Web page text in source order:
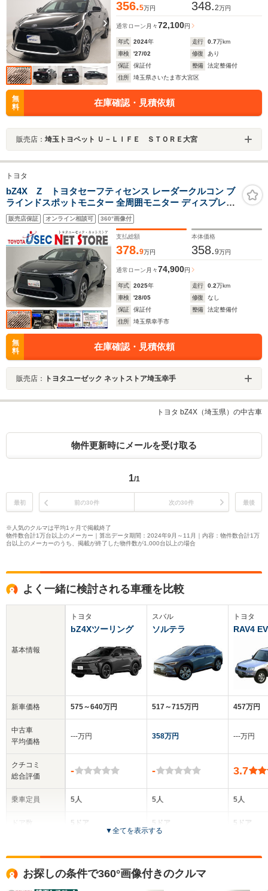
356.5万円 348.2万円
通常ローン 月々72,100円
年式 2024年 走行 0.7万km
車検
'27/02 修復
あり
保証
保証付 整備
法定整備付
住所
埼玉県さいたま市大宮区
無
料
在庫確認・見積依頼
販売店： 埼玉トヨペット Ｕ－ＬＩＦＥ ＳＴＯＲＥ大宮
トヨタ
bZ4X Z トヨタセーフティセンス レーダークルコン ブ
ラインドスポットモニター 全周囲モニター ディスプレイ
オーディオナビ ETC2.0 ステアリングヒーター シートエ
アコン AC100V/1500W JBLサウンド アドバンスドパーク
販売店保証 オンライン相談可 360°画像付
支払総額
378.9万円
本体価格
358.9万円
通常ローン 月々74,900円
年式 2025年 走行 0.2万km
車検
'28/05 修復
なし
保証
保証付 整備
法定整備付
住所
埼玉県幸手市
無
料
在庫確認・見積依頼
販売店： トヨタユーゼック ネットストア埼玉幸手
トヨタ bZ4X（埼玉県）の中古車
物件更新時にメールを受け取る
1/1
最初 前の30件 次の30件 最後
※人気のクルマは平均1ヶ月で掲載終了
物件数合計1万台以上のメーカー｜算出データ期間：2024年9月～11月｜内容：物件数合計1万
台以上のメーカーのうち、掲載が終了した物件数が1,000台以上の場合
よく一緒に検討される車種を比較
基本情報
新車価格
中古車
平均価格
クチコミ
総合評価
乗車定員
ドア数
トヨタ
bZ4Xツーリング
575～640万円
‐‐‐万円
-
5人
5ドア
全高
スバル
ソルテラ
517～715万円
358万円
-
5人
5ドア
全高
トヨタ
RAV4 EV
457万円
‐‐‐万円
3.7
5人
5ドア
全
▼全てを表示する
お探しの条件で360°画像付きのクルマ